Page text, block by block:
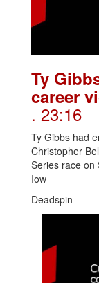
Ty
career
. 23:16
Ty Gibbs had
Christopher
Series race on
Iow
Deadspin